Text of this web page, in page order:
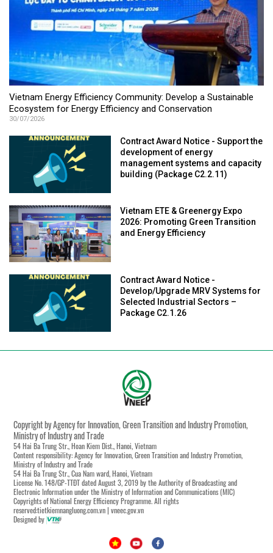
Vietnam Energy Efficiency Community: Develop a Sustainable
Ecosystem for Energy Efficiency and Conservation
30/07/2026
Contract Award Notice - Support the
development of energy
management systems and capacity
building (Package C2.2.11)
Vietnam ETE & Greenergy Expo
2026: Promoting Green Transition
and Energy Efficiency
Contract Award Notice -
Develop/Upgrade MRV Systems for
Selected Industrial Sectors –
Package C2.1.26
Copyright by Agency for Innovation, Green Transition and Industry Promotion,
Ministry of Industry and Trade
54 Hai Ba Trung Str., Hoan Kiem Dist., Hanoi, Vietnam
Content responsibility: Agency for Innovation, Green Transition and Industry Promotion,
Ministry of Industry and Trade
54 Hai Ba Trung Str., Cua Nam ward, Hanoi, Vietnam
License No. 148/GP-TTĐT dated August 3, 2019 by the Authority of Broadcasting and
Electronic Information under the Ministry of Information and Communications (MIC)
Copyrights of National Energy Efficiency Programme. All rights
reserved:tietkiemnangluong.com.vn | vneec.gov.vn
Designed by